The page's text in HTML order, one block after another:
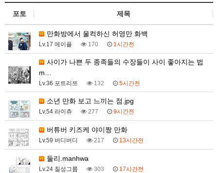
포토 제목
만화방에서 울컥하신 허영만 화백
Lv.17 메이플 170 1시간전
m…
Lv.36 포트리쯔 132 5시간전
소년 만화 보고 느끼는 점.jpg
Lv.54 라이츄 277 9시간전
버튜버 키즈케 야이짱 만화
Lv.59 버디버디 217 13시간전
둘리.manhwa
Lv.24 칠성그룹 303 17시간전